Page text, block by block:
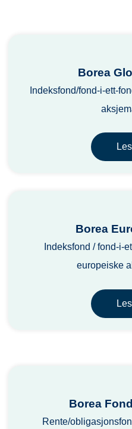
Borea
Indeksfond/fond-i-ett-
Borea
Indeksfond / fond-i-
europeiske
Borea
Rente/